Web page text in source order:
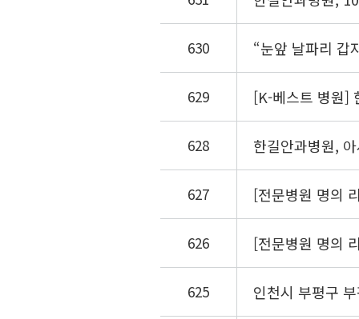
630 “눈앞 날파리 갑
629 [K-베스트 병원]
628 한길안과병원,
627 [전문병원 명의
626 [전문병원 명의
625 인천시 부평구